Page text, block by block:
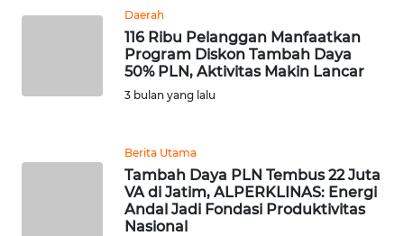
Daerah
116 Ribu Pelanggan Manfaatkan
Program Diskon Tambah Daya
50% PLN, Aktivitas Makin Lancar
3 bulan yang lalu
Berita Utama
Tambah Daya PLN Tembus 22 Juta
VA di Jatim, ALPERKLINAS: Energi
Andal Jadi Fondasi Produktivitas
Nasional
BANTEN